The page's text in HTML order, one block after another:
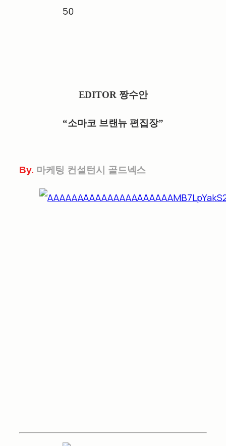
EDITOR 짱수안
“소마코 브랜뉴 편집장”
By. 마케팅 컨설턴시 골드넥스